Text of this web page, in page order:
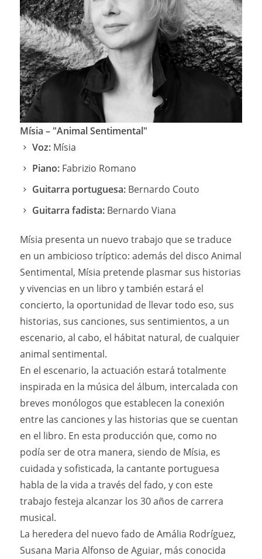
Mísia – "Animal Sentimental"
Voz: Mísia
Piano: Fabrizio Romano
Guitarra portuguesa: Bernardo Couto
Guitarra fadista: Bernardo Viana
Mísia presenta un nuevo trabajo que se traduce
en un ambicioso tríptico: además del disco Animal
Sentimental, Mísia pretende plasmar sus historias
y vivencias en un libro y también estará el
concierto, la oportunidad de llevar todo eso, sus
historias, sus canciones, sus sentimientos, a un
escenario, al cabo, el hábitat natural, de cualquier
animal sentimental.
En el escenario, la actuación estará totalmente
inspirada en la música del álbum, intercalada con
breves monólogos que establecen la conexión
entre las canciones y las historias que se cuentan
en el libro. En esta producción que, como no
podía ser de otra manera, siendo de Mísia, es
cuidada y sofisticada, la cantante portuguesa
habla de la vida a través del fado, y con este
trabajo festeja alcanzar los 30 años de carrera
musical.
La heredera del nuevo fado de Amália Rodríguez,
Susana Maria Alfonso de Aguiar, más conocida